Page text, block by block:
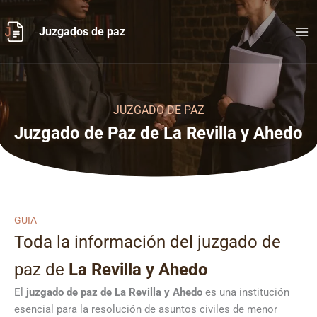
al
contenido
Juzgados de paz
JUZGADO DE PAZ
Juzgado de Paz de La Revilla y Ahedo
GUIA
Toda la información del juzgado de
paz de La Revilla y Ahedo
El juzgado de paz de La Revilla y Ahedo es una institución
esencial para la resolución de asuntos civiles de menor